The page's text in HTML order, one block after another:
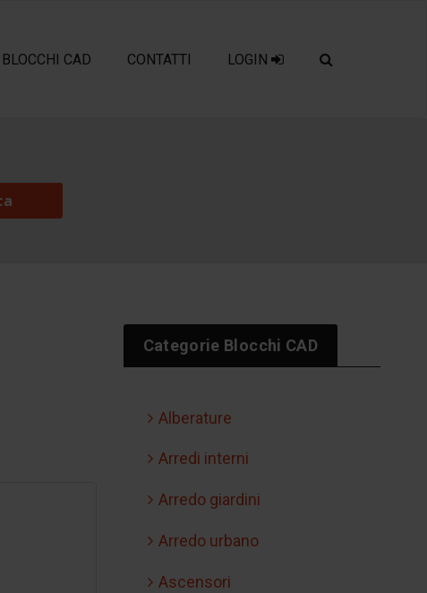
BLOCCHI CAD CONTATTI LOGIN
Categorie Blocchi CAD
Alberature
Arredi interni
Arredo giardini
Arredo urbano
Ascensori